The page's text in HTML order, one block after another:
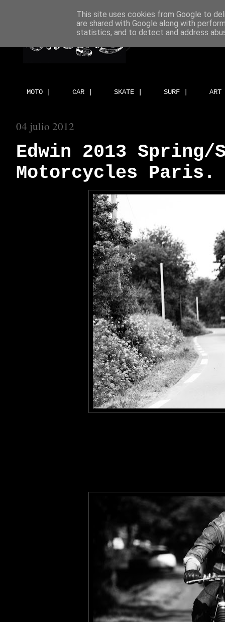
MOTO | CAR | SKATE | SURF |
04 julio 2012
Edwin 2013 Spring/
Motorcycles Paris.
This site uses cookies from Google to
are shared with Google along with
statistics, and to detect and address